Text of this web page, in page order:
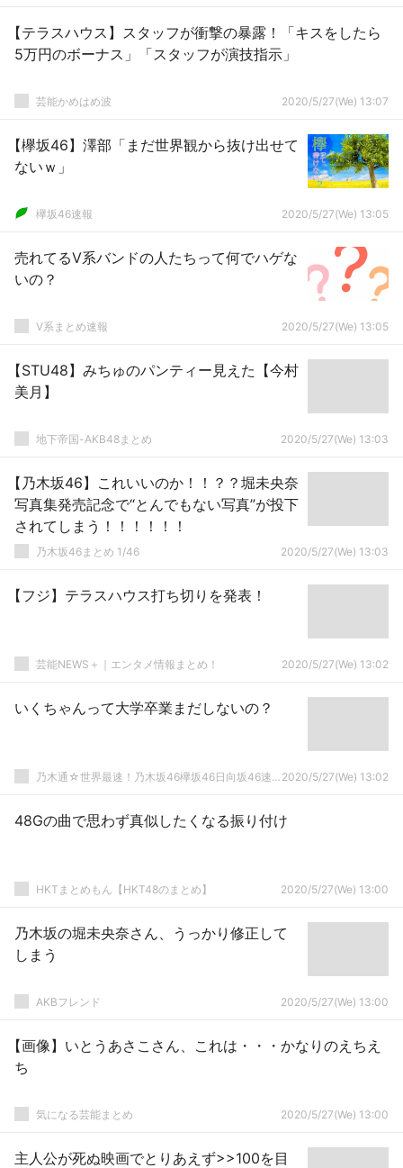
【テラスハウス】スタッフが衝撃の暴露！「キスをしたら
5万円のボーナス」「スタッフが演技指示」
芸能かめはめ波 2020/5/27(We) 13:07
【欅坂46】澤部「まだ世界観から抜け出せて
ないｗ」
欅坂46速報 2020/5/27(We) 13:05
売れてるV系バンドの人たちって何でハゲな
いの？
V系まとめ速報 2020/5/27(We) 13:05
【STU48】みちゅのパンティー見えた【今村
美月】
地下帝国-AKB48まとめ 2020/5/27(We) 13:03
【乃木坂46】これいいのか！！？？堀未央奈
写真集発売記念で“とんでもない写真”が投下
されてしまう！！！！！！
乃木坂46まとめ 1/46 2020/5/27(We) 13:03
【フジ】テラスハウス打ち切りを発表！
芸能NEWS＋｜エンタメ情報まとめ！ 2020/5/27(We) 13:02
いくちゃんって大学卒業まだしないの？
乃木通☆世界最速！乃木坂46欅坂46日向坂46速報まとめ 2020/5/27(We) 13:02
48Gの曲で思わず真似したくなる振り付け
HKTまとめもん【HKT48のまとめ】 2020/5/27(We) 13:00
乃木坂の堀未央奈さん、うっかり修正して
しまう
AKBフレンド 2020/5/27(We) 13:00
【画像】いとうあさこさん、これは・・・かなりのえちえ
ち
気になる芸能まとめ 2020/5/27(We) 13:00
主人公が死ぬ映画でとりあえず>>100を目